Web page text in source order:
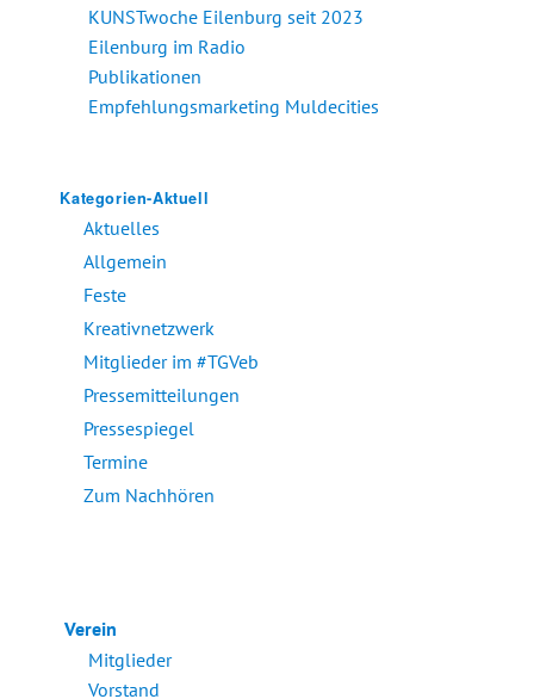
KUNSTwoche Eilenburg seit 2023
Eilenburg im Radio
Publikationen
Empfehlungsmarketing Muldecities
Kategorien-Aktuell
Aktuelles
Allgemein
Feste
Kreativnetzwerk
Mitglieder im #TGVeb
Pressemitteilungen
Pressespiegel
Termine
Zum Nachhören
Verein
Mitglieder
Vorstand